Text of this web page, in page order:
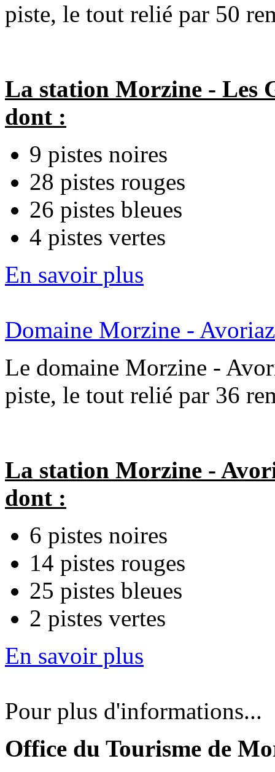
piste, le tout relié par 50
La station Morzine - Les
dont :
9 pistes noires
28 pistes rouges
26 pistes bleues
4 pistes vertes
En savoir plus
Domaine Morzine - Avoriaz
Le domaine Morzine -
piste, le tout relié par 36
La station Morzine -
dont :
6 pistes noires
14 pistes rouges
25 pistes bleues
2 pistes vertes
En savoir plus
Pour plus d'informations...
Office du Tourisme de